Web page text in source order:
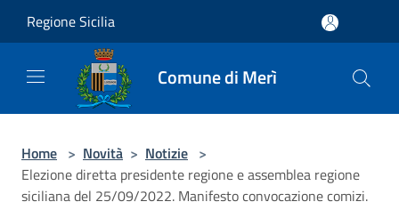
Regione Sicilia
Comune di Merì
Home > Novità > Notizie >
Elezione diretta presidente regione e assemblea regione
siciliana del 25/09/2022. Manifesto convocazione comizi.